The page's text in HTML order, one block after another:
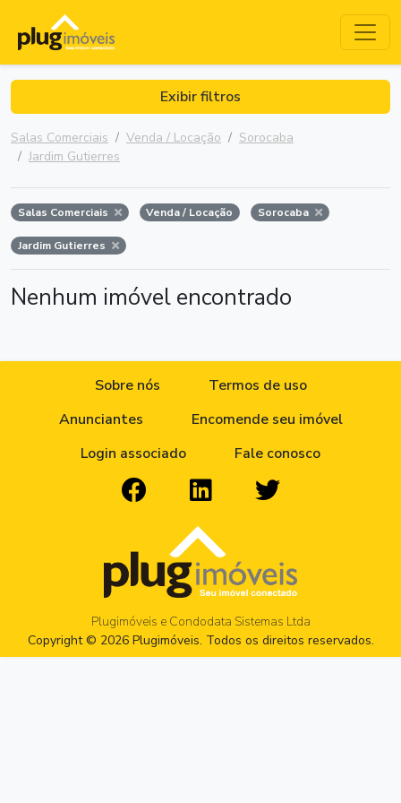
Exibir filtros
Salas Comerciais Venda / Locação
Sorocaba
Jardim Gutierres
Salas Comerciais Venda / Locação Sorocaba
Jardim Gutierres
Nenhum imóvel encontrado
Sobre nós
Termos de uso
Anunciantes
Encomende seu imóvel
Login associado
Fale conosco
Plugimóveis e Condodata Sistemas Ltda
Copyright © 2026 Plugimóveis. Todos os direitos reservados.